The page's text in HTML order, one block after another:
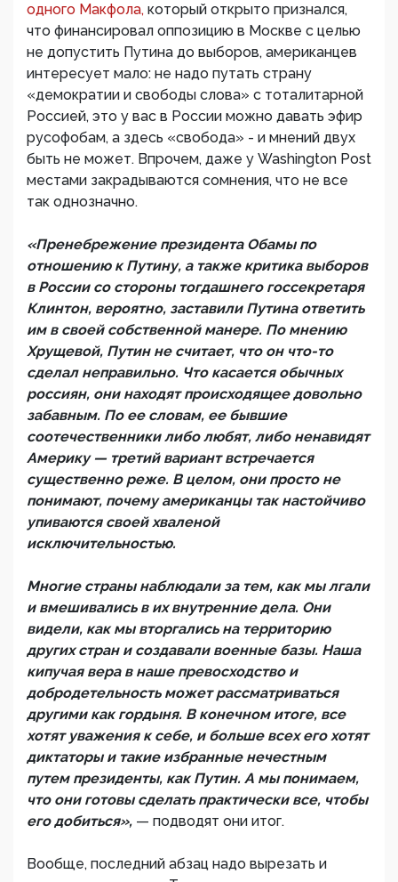
одного Макфола, который открыто признался,
что финансировал оппозицию в Москве с целью
не допустить Путина до выборов, американцев
интересует мало: не надо путать страну
«демократии и свободы слова» с тоталитарной
Россией, это у вас в России можно давать эфир
русофобам, а здесь «свобода» - и мнений двух
быть не может. Впрочем, даже у Washington Post
местами закрадываются сомнения, что не все
так однозначно.
«Пренебрежение президента Обамы по
отношению к Путину, а также критика выборов
в России со стороны тогдашнего госсекретаря
Клинтон, вероятно, заставили Путина ответить
им в своей собственной манере. По мнению
Хрущевой, Путин не считает, что он что-то
сделал неправильно. Что касается обычных
россиян, они находят происходящее довольно
забавным. По ее словам, ее бывшие
соотечественники либо любят, либо ненавидят
Америку — третий вариант встречается
существенно реже. В целом, они просто не
понимают, почему американцы так настойчиво
упиваются своей хваленой
исключительностью.
Многие страны наблюдали за тем, как мы лгали
и вмешивались в их внутренние дела. Они
видели, как мы вторгались на территорию
других стран и создавали военные базы. Наша
кипучая вера в наше превосходство и
добродетельность может рассматриваться
другими как гордыня. В конечном итоге, все
хотят уважения к себе, и больше всех его хотят
диктаторы и такие избранные нечестным
путем президенты, как Путин. А мы понимаем,
что они готовы сделать практически все, чтобы
его добиться», — подводят они итог.
Вообще, последний абзац надо вырезать и